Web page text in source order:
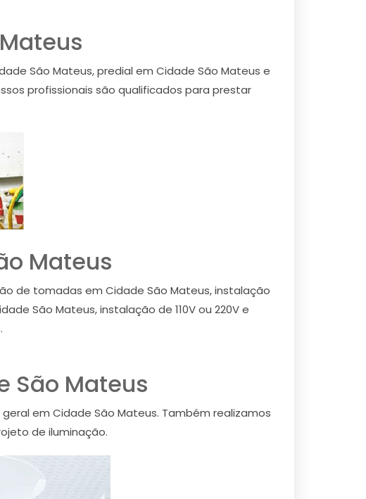
São Mateus, predial em Cidade São Mateus e
profissionais são qualificados para prestar
Mateus
de tomadas em Cidade São Mateus, instalação
São Mateus, instalação de 110V ou 220V e
São Mateus
em Cidade São Mateus. Também realizamos
de iluminação.